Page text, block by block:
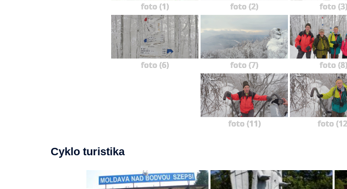
foto (1) foto (2) foto (3)
foto (6) foto (7) foto (8)
foto (11) foto
Cyklo turistika